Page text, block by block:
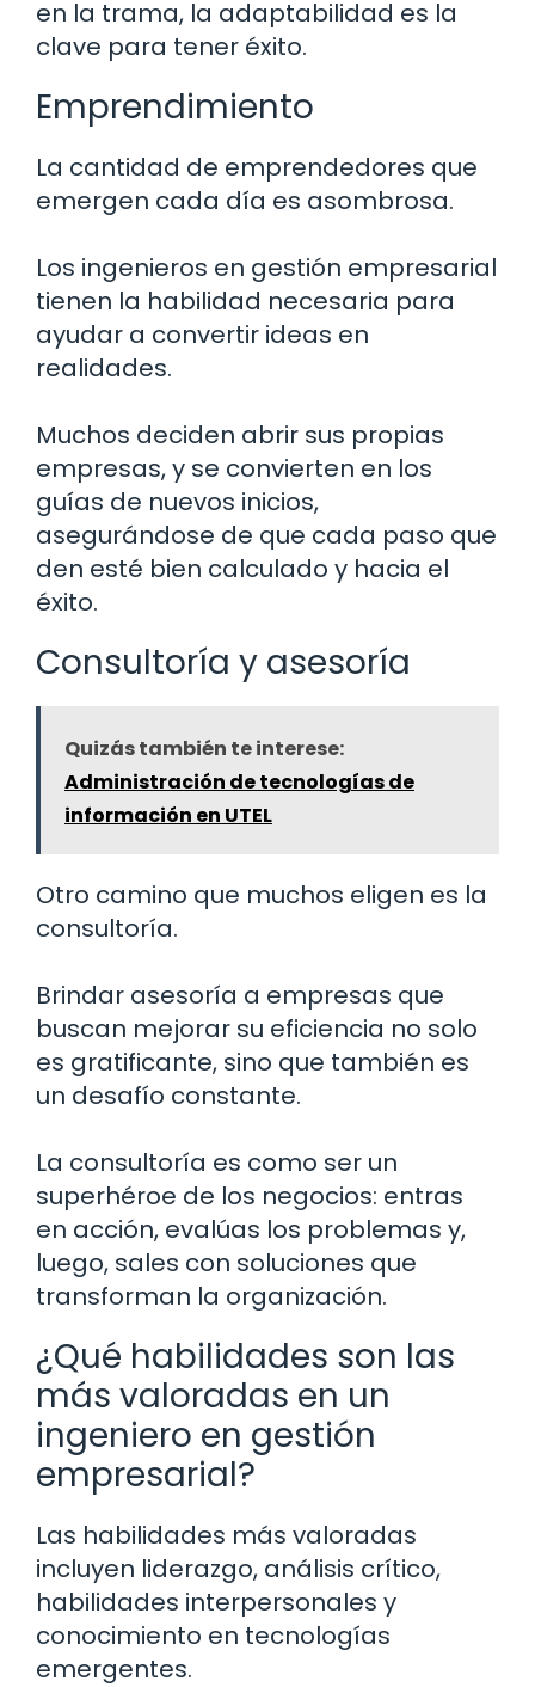
en la trama, la adaptabilidad es la
clave para tener éxito.
Emprendimiento
La cantidad de emprendedores que
emergen cada día es asombrosa.
Los ingenieros en gestión empresarial
tienen la habilidad necesaria para
ayudar a convertir ideas en
realidades.
Muchos deciden abrir sus propias
empresas, y se convierten en los
guías de nuevos inicios,
asegurándose de que cada paso que
den esté bien calculado y hacia el
éxito.
Consultoría y asesoría
Quizás también te interese:
Administración de tecnologías de
información en UTEL
Otro camino que muchos eligen es la
consultoría.
Brindar asesoría a empresas que
buscan mejorar su eficiencia no solo
es gratificante, sino que también es
un desafío constante.
La consultoría es como ser un
superhéroe de los negocios: entras
en acción, evalúas los problemas y,
luego, sales con soluciones que
transforman la organización.
¿Qué habilidades son las
más valoradas en un
ingeniero en gestión
empresarial?
Las habilidades más valoradas
incluyen liderazgo, análisis crítico,
habilidades interpersonales y
conocimiento en tecnologías
emergentes.